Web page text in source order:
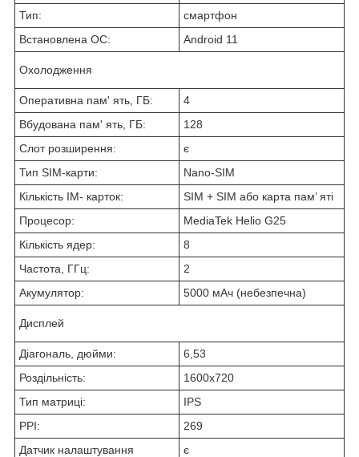
Тип:
смартфон
Встановлена ОС:
Android 11
Охолодження
Оперативна пам' ять, ГБ:
4
Вбудована пам' ять, ГБ:
128
Слот розширення:
є
Тип SIM-карти:
Nano-SIM
Кількість IM- карток:
SIM + SIM або карта пам’ яті
Процесор:
MediaTek Helio G25
Кількість ядер:
8
Частота, ГГц:
2
Акумулятор:
5000 мАч (небезпечна)
Дисплей
Діагональ, дюйми:
6,53
Роздільність:
1600x720
Тип матриці:
IPS
PPI:
269
Датчик налаштування
є